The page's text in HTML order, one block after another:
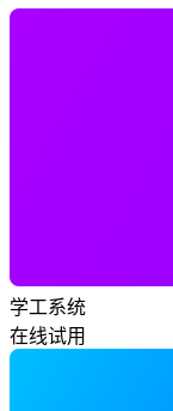
学工系统
在线试用